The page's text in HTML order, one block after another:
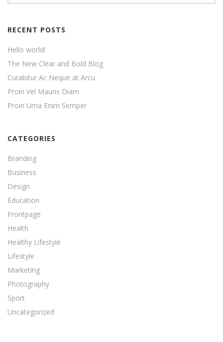
RECENT POSTS
Hello world!
The New Clear and Bold Blog
Curabitur Ac Neque at Arcu
Proin Vel Mauris Diam
Proin Urna Enim Semper
CATEGORIES
Branding
Business
Design
Education
Frontpage
Health
Healthy Lifestyle
Lifestyle
Marketing
Photography
Sport
Uncategorized